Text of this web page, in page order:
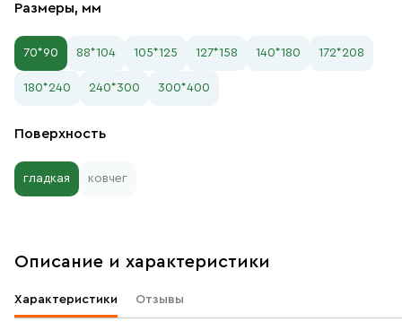
Размеры, мм
70*90 88*104 105*125 127*158 140*180 172*208
180*240 240*300 300*400
Поверхность
гладкая ковчег
Описание и характеристики
Характеристики Отзывы